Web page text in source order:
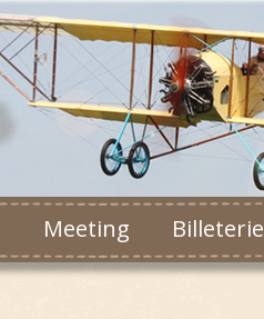
Meeting Billeterie